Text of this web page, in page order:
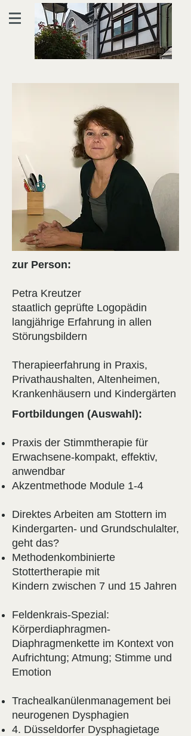
zur Person:
Petra Kreutzer
staatlich geprüfte Logopädin
langjährige Erfahrung in allen
Störungsbildern
Therapieerfahrung in Praxis,
Privathaushalten, Altenheimen,
Krankenhäusern und Kindergärten
Fortbildungen (Auswahl):
Praxis der Stimmtherapie für
Erwachsene-kompakt, effektiv,
anwendbar
Akzentmethode Module 1-4
Direktes Arbeiten am Stottern im
Kindergarten- und Grundschulalter,
geht das?
Methodenkombinierte
Stottertherapie mit
Kindern zwischen 7 und 15 Jahren
Feldenkrais-Spezial:
Körperdiaphragmen-
Diaphragmenkette im Kontext von
Aufrichtung; Atmung; Stimme und
Emotion
Trachealkanülenmanagement bei
neurogenen Dysphagien
4. Düsseldorfer Dysphagietage